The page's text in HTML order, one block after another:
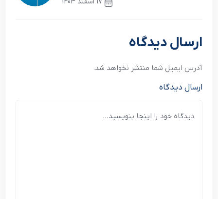
نوشته بعدی
ارسال دیدگاه
آدرس ایمیل شما منتشر نخواهد شد.
ارسال دیدگاه